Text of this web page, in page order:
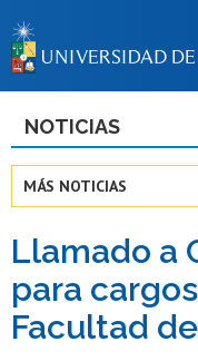
NOTICIAS
MÁS NOTICIAS
Llamado a
para
Facultad